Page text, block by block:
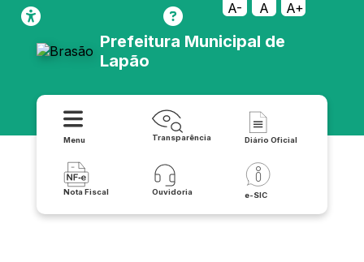
A- A A+
Prefeitura Municipal de
Lapão
Menu Transparência Diário Oficial
Nota Fiscal Ouvidoria e-SIC